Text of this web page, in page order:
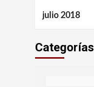
julio 2018
Categorías